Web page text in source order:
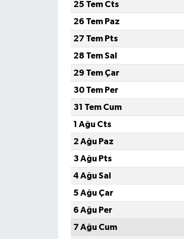
25 Tem Cts
26 Tem Paz
27 Tem Pts
28 Tem Sal
29 Tem Çar
30 Tem Per
31 Tem Cum
1 Ağu Cts
2 Ağu Paz
3 Ağu Pts
4 Ağu Sal
5 Ağu Çar
6 Ağu Per
7 Ağu Cum